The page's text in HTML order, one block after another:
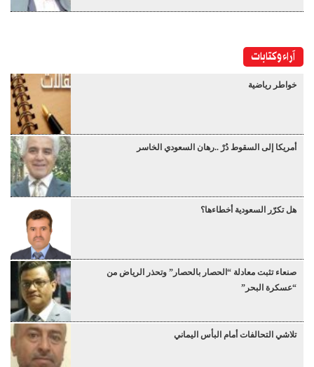
آراء وكتابات
خواطر رياضية
أمريكا إلى السقوط دُرْ ..رهان السعودي الخاسر
هل تكرّر السعودية أخطاءها؟
صنعاء تثبت معادلة “الحصار بالحصار” وتحذر الرياض من
“عسكرة البحر”
تلاشي التحالفات أمام البأس اليماني